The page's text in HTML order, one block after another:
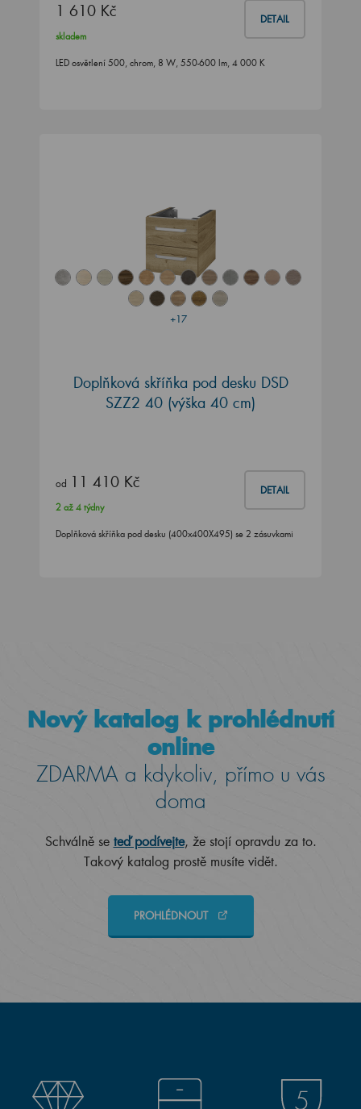
1 610 Kč DETAIL
skladem
LED osvětlení 500, chrom, 8 W, 550-600 lm, 4 000 K
+17
Doplňková skříňka pod desku DSD
SZZ2 40 (výška 40 cm)
od 11 410 Kč DETAIL
2 až 4 týdny
Doplňková skříňka pod desku (400x400X495) se 2 zásuvkami
Nový katalog k prohlédnutí
online
ZDARMA a kdykoliv, přímo u vás
doma
Schválně se teď podívejte, že stojí opravdu za to.
Takový katalog prostě musíte vidět.
PROHLÉDNOUT